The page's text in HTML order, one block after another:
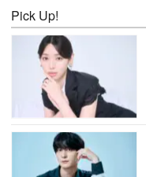
Pick Up!